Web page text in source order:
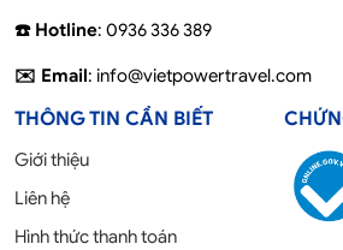
☎️ Hotline: 0936 336 389
✉️ Email: info@vietpowertravel.com
THÔNG TIN CẦN BIẾT
Giới thiệu
Liên hệ
Hình thức thanh toán